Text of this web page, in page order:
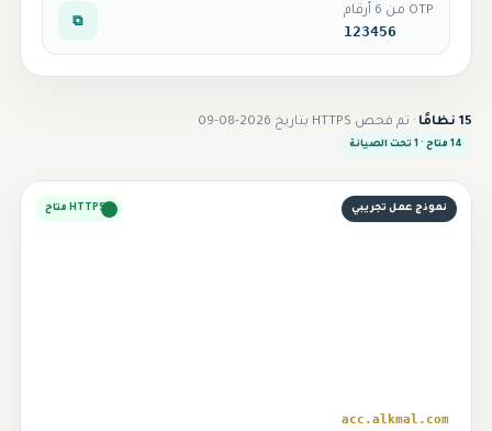
OTP من 6 أرقام
123456
⧉
15 نظامًا · تم فحص HTTPS بتاريخ 2026-08-09
14 متاح · 1 تحت الصيانة
نموذج عمل تجريبي HTTPS متاح
acc.alkmal.com